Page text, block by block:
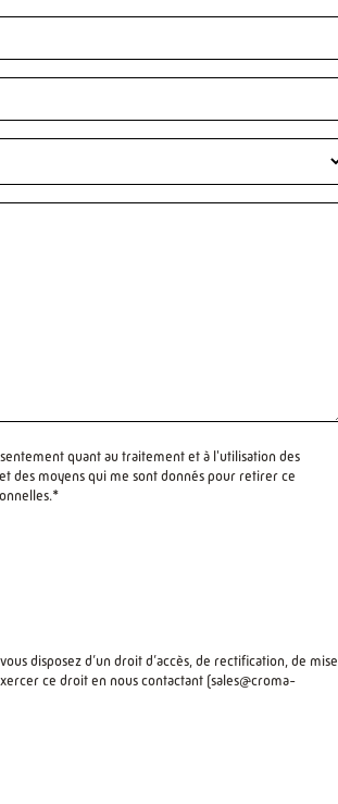
quant au traitement et à l'utilisation des
des moyens qui me sont donnés pour retirer ce
disposez d’un droit d’accès, de rectification, de mise
ce droit en nous contactant (sales@croma-